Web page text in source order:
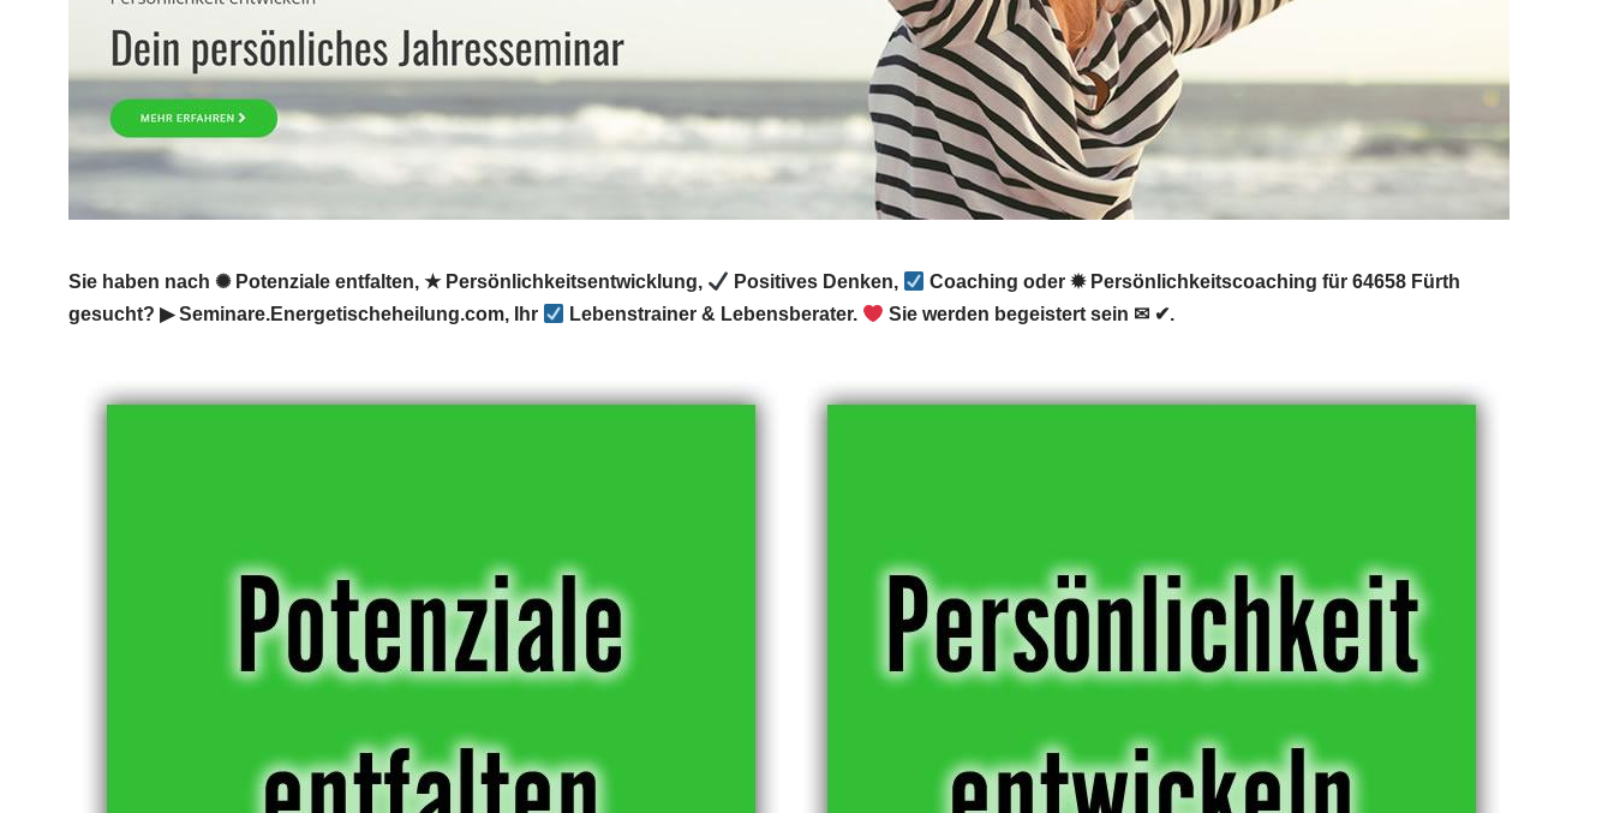
Sie haben nach ✺ Potenziale entfalten, ★ Persönlichkeitsentwicklung, Positives Denken,
Coaching oder ✹ Persönlichkeitscoaching für 64658 Fürth
gesucht? ▶︎ Seminare.Energetischeheilung.com, Ihr
Lebenstrainer & Lebensberater. Sie werden begeistert sein ✉ ✔.